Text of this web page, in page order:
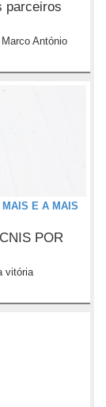
parceiros
António
MAIS E A MAIS
POR
vitória